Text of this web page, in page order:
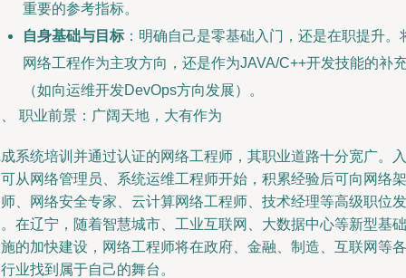
重要的参考指标。
自身基础与目标 ：明确自己是零基础入门，还是在职提升。
网络工程作为主攻方向，还是作为JAVA/C++开发技能的补
（如向运维开发DevOps方向发展）。
职业前景：广阔天地，大有作为
系统培训并通过认证的网络工程师，其职业道路十分宽广。入
从网络管理员、系统运维工程师开始，积累经验后可向网络架
、网络安全专家、云计算网络工程师、技术经理等高级职位发
在辽宁，随着智慧城市、工业互联网、大数据中心等新型基础
的加快建设，网络工程师将在政府、金融、制造、互联网等各
业找到属于自己的舞台。